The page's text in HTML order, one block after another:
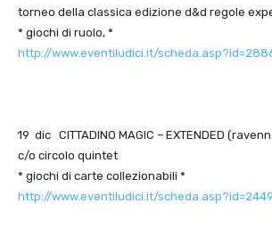
torneo della classica edizione d&d regole
* giochi di ruolo, *
http://www.eventiludici.it/
19 dic CITTADINO MAGIC – EXTENDED
c/o circolo quintet
* giochi di carte collezionabili *
http://www.eventiludici.it/scheda.asp?id=2449